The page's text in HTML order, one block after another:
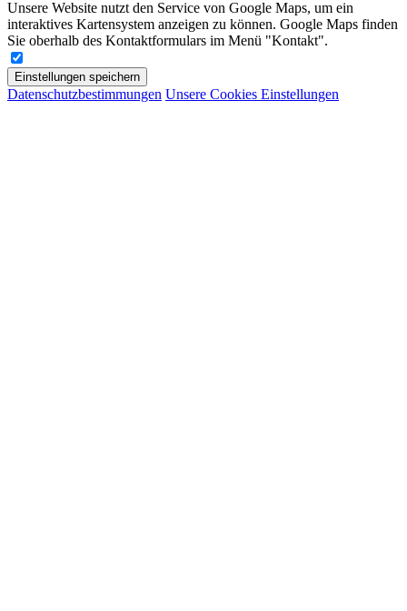
Unsere Website nutzt den Service von Google Maps, um ein
interaktives Kartensystem anzeigen zu können. Google Maps finden
Sie oberhalb des Kontaktformulars im Menü "Kontakt".
Einstellungen speichern
Datenschutzbestimmungen Unsere Cookies Einstellungen